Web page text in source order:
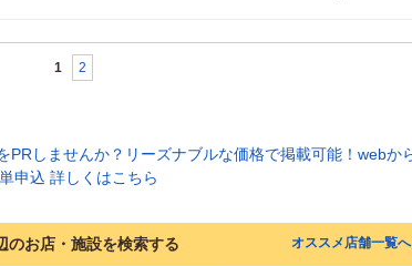
1 2
のお店・施設を検索する オススメ店舗一覧へ